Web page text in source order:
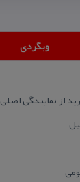
وبگردی
از نمایندگی اصلی